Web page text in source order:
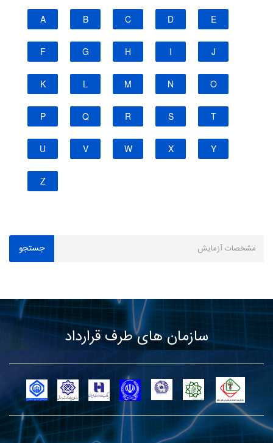
A B C D E
F G H I J
K L M N O
P Q R S T
U V W X Y
Z
سازمان های طرف قرارداد